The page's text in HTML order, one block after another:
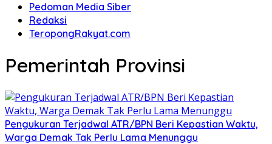
Pedoman Media Siber
Redaksi
TeropongRakyat.com
Pemerintah Provinsi
Pengukuran Terjadwal ATR/BPN Beri Kepastian Waktu,
Warga Demak Tak Perlu Lama Menunggu